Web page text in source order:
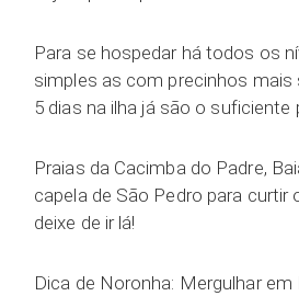
Para se hospedar há todos os
simples as com precinhos mais
5 dias na ilha já são o
Praias da Cacimba do Padre,
capela de São Pedro para
deixe de ir lá!
Dica de Noronha: Mergulhar